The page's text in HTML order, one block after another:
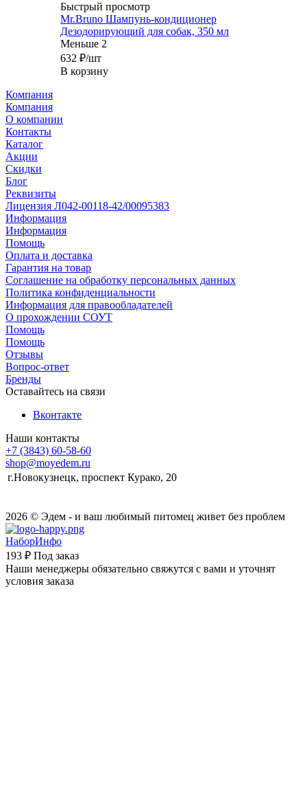
Быстрый просмотр
Mr.Bruno Шампунь-кондиционер
Дезодорирующий для собак, 350 мл
Меньше 2
632 ₽/шт
В корзину
Компания
Компания
О компании
Контакты
Каталог
Акции
Скидки
Блог
Реквизиты
Лицензия Л042-00118-42/00095383
Информация
Информация
Помощь
Оплата и доставка
Гарантия на товар
Соглашение на обработку персональных данных
Политика конфиденциальности
Информация для правообладателей
О прохождении СОУТ
Помощь
Помощь
Отзывы
Вопрос-ответ
Бренды
Оставайтесь на связи
Вконтакте
Наши контакты
+7 (3843) 60-58-60
shop@moyedem.ru
г.Новокузнецк, проспект Курако, 20
2026 © Эдем - и ваш любимый питомец живет без проблем
НаборИнфо
193 ₽ Под заказ
Наши менеджеры обязательно свяжутся с вами и уточнят
условия заказа